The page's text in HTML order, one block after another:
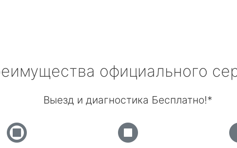
официального
Выезд и диагностика Бесплатно!*